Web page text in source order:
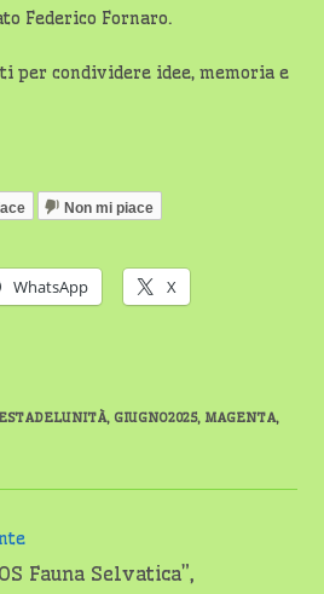
Federico Fornaro.
per condividere idee, memoria e
Non mi piace
WhatsApp X
, GIUGNO2025, MAGENTA,
Fauna Selvatica”,